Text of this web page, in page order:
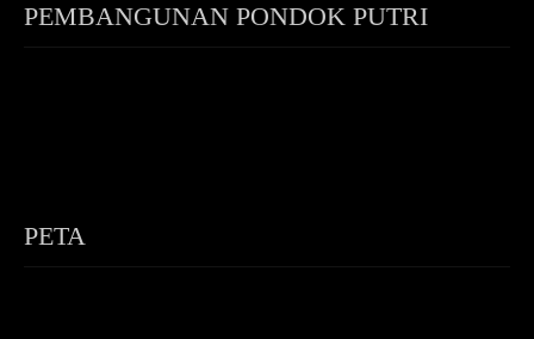
PEMBANGUNAN PONDOK PUTRI
PETA